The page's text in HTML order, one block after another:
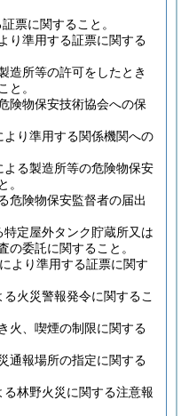
票に関すること。
り準用する証票に関する
造所等の許可をしたとき
と。
険物保安技術協会への保
り準用する関係機関への
る製造所等の危険物保安
。
危険物保安監督者の届出
定屋外タンク貯蔵所又は
の委託に関すること。
より準用する証票に関す
火災警報発令に関するこ
火、喫煙の制限に関する
通報場所の指定に関する
る林野火災に関する注意報